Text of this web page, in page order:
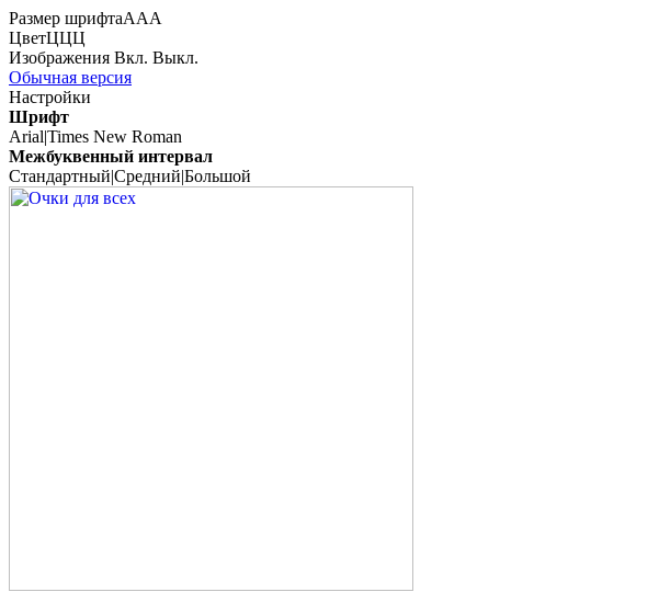
Размер шрифтаААА
ЦветЦЦЦ
Изображения Вкл. Выкл.
Обычная версия
Настройки
Шрифт
Arial|Times New Roman
Межбуквенный интервал
Стандартный|Средний|Большой